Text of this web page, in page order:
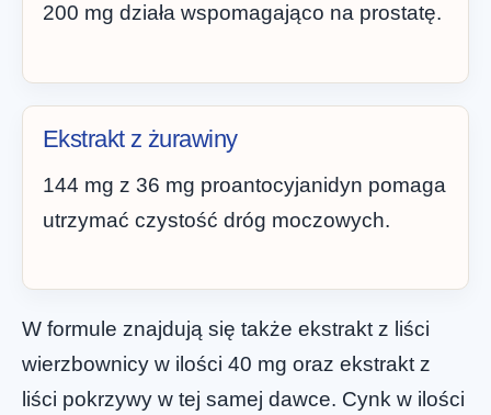
200 mg działa wspomagająco na prostatę.
Ekstrakt z żurawiny
144 mg z 36 mg proantocyjanidyn pomaga
utrzymać czystość dróg moczowych.
W formule znajdują się także ekstrakt z liści
wierzbownicy w ilości 40 mg oraz ekstrakt z
liści pokrzywy w tej samej dawce. Cynk w ilości